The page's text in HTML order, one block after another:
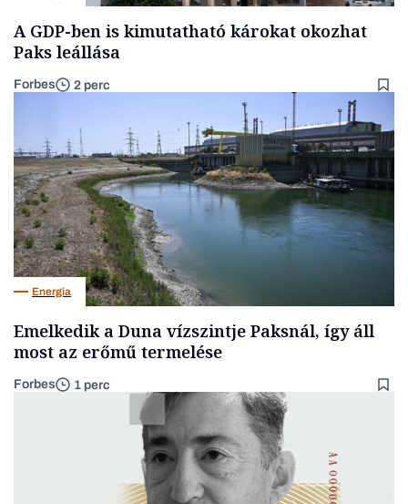
A GDP-ben is kimutatható károkat okozhat
Paks leállása
Forbes 2 perc
Energia
Emelkedik a Duna vízszintje Paksnál, így áll
most az erőmű termelése
Forbes 1 perc